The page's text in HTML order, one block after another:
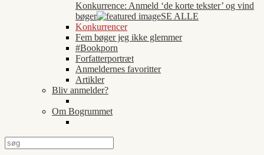
Konkurrence: Anmeld ‘de korte tekster’ og vind
bøger
SE ALLE
Konkurrencer
Fem bøger jeg ikke glemmer
#Bookporn
Forfatterportræt
Anmeldernes favoritter
Artikler
Bliv anmelder?
Om Bogrummet